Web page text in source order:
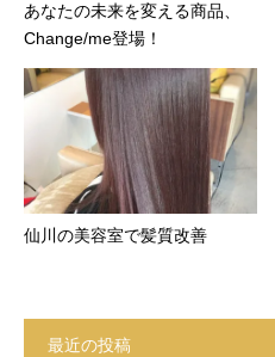
あなたの未来を変える商品、
Change/me登場！
仙川の美容室で髪質改善
最近の投稿